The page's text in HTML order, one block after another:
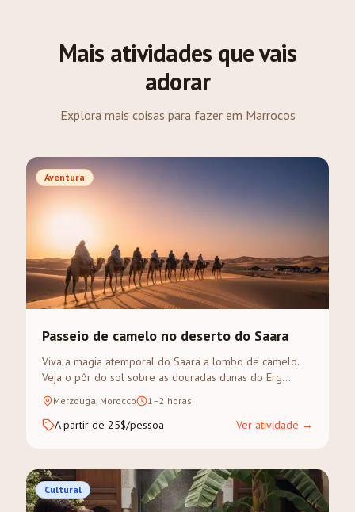
Mais atividades que vais
adorar
Explora mais coisas para fazer em Marrocos
Aventura
Passeio de camelo no deserto do Saara
Viva a magia atemporal do Saara a lombo de camelo.
Veja o pôr do sol sobre as douradas dunas do Erg
Chebbi num trek guiado.
Merzouga, Morocco 1–2 horas
A partir de 25$/pessoa Ver atividade →
Cultural